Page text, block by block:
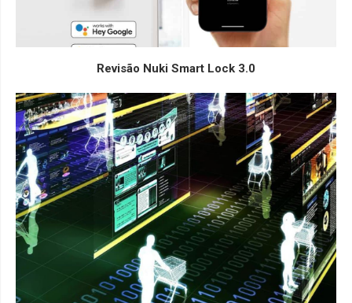
Revisão Nuki Smart Lock 3.0